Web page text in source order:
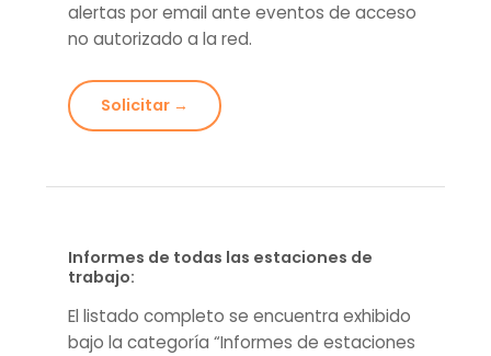
alertas por email ante eventos de acceso
no autorizado a la red.
Solicitar →
Informes de todas las estaciones de
trabajo:
El listado completo se encuentra exhibido
bajo la categoría “Informes de estaciones